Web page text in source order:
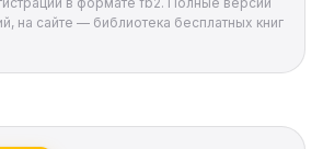
на сайте — библиотека бесплатных книг